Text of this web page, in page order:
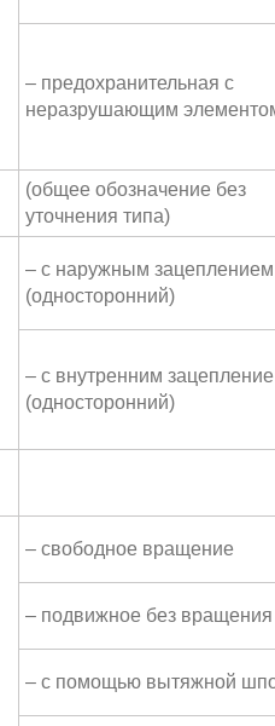
– предохранительная с
неразрушающим
(общее обозначение без
уточнения типа)
– с наружным зацеплением
(односторонний)
– с внутренним
(односторонний)
– свободное вращение
– подвижное без вращения
– с помощью вытяжной